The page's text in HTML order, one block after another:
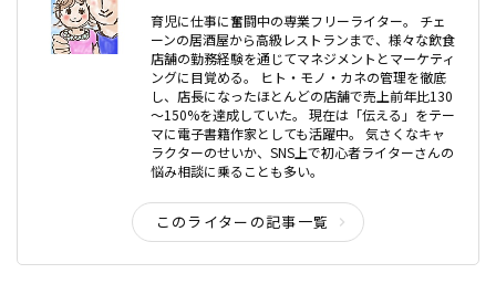
育児に仕事に奮闘中の専業フリーライター。 チェ
ーンの居酒屋から高級レストランまで、様々な飲食
店舗の勤務経験を通じてマネジメントとマーケティ
ングに目覚める。 ヒト・モノ・カネの管理を徹底
し、店長になったほとんどの店舗で売上前年比130
～150%を達成していた。 現在は「伝える」をテー
マに電子書籍作家としても活躍中。 気さくなキャ
ラクターのせいか、SNS上で初心者ライターさんの
悩み相談に乗ることも多い。
このライターの記事一覧